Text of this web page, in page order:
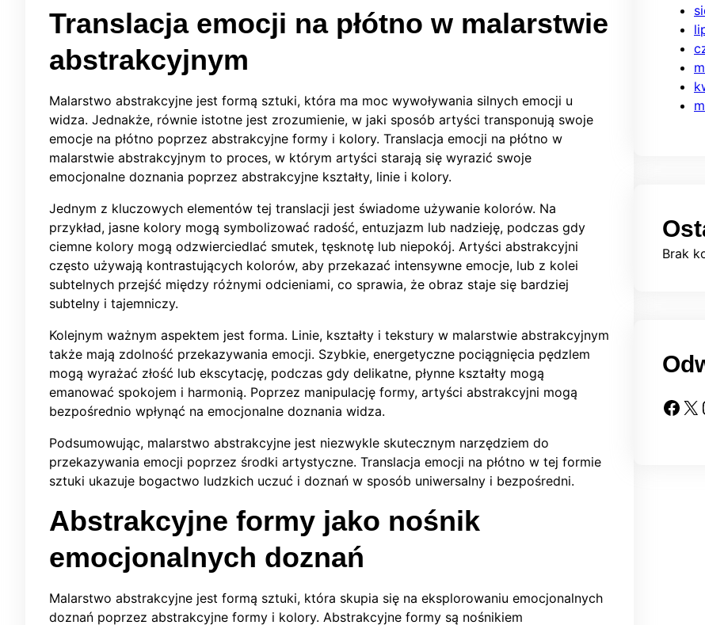
Translacja emocji na płótno w malarstwie
abstrakcyjnym
Malarstwo abstrakcyjne jest formą sztuki, która ma moc wywoływania silnych emocji u
widza. Jednakże, równie istotne jest zrozumienie, w jaki sposób artyści transponują swoje
emocje na płótno poprzez abstrakcyjne formy i kolory. Translacja emocji na płótno w
malarstwie abstrakcyjnym to proces, w którym artyści starają się wyrazić swoje
emocjonalne doznania poprzez abstrakcyjne kształty, linie i kolory.
Jednym z kluczowych elementów tej translacji jest świadome używanie kolorów. Na
przykład, jasne kolory mogą symbolizować radość, entuzjazm lub nadzieję, podczas gdy
ciemne kolory mogą odzwierciedlać smutek, tęsknotę lub niepokój. Artyści abstrakcyjni
często używają kontrastujących kolorów, aby przekazać intensywne emocje, lub z kolei
subtelnych przejść między różnymi odcieniami, co sprawia, że obraz staje się bardziej
subtelny i tajemniczy.
Kolejnym ważnym aspektem jest forma. Linie, kształty i tekstury w malarstwie abstrakcyjnym
także mają zdolność przekazywania emocji. Szybkie, energetyczne pociągnięcia pędzlem
mogą wyrażać złość lub ekscytację, podczas gdy delikatne, płynne kształty mogą
emanować spokojem i harmonią. Poprzez manipulację formy, artyści abstrakcyjni mogą
bezpośrednio wpłynąć na emocjonalne doznania widza.
Podsumowując, malarstwo abstrakcyjne jest niezwykle skutecznym narzędziem do
przekazywania emocji poprzez środki artystyczne. Translacja emocji na płótno w tej formie
sztuki ukazuje bogactwo ludzkich uczuć i doznań w sposób uniwersalny i bezpośredni.
Abstrakcyjne formy jako nośnik
emocjonalnych doznań
Malarstwo abstrakcyjne jest formą sztuki, która skupia się na eksplorowaniu emocjonalnych
doznań poprzez abstrakcyjne formy i kolory. Abstrakcyjne formy są nośnikiem
Brak
Facebook X